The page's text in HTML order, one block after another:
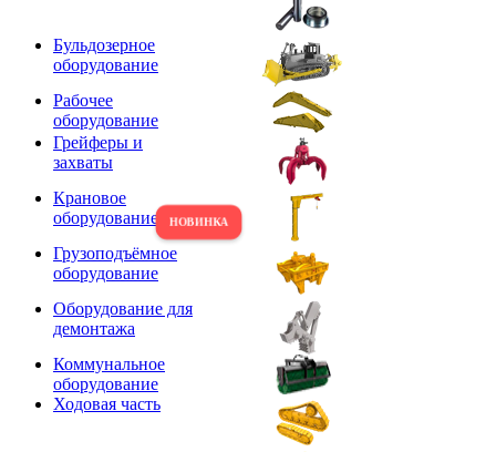
Бульдозерное
оборудование
Рабочее
оборудование
Грейферы и
захваты
Крановое
оборудование
Грузоподъёмное
оборудование
Оборудование для
демонтажа
Коммунальное
оборудование
Ходовая часть